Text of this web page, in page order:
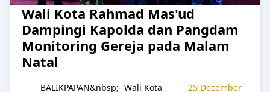
Wali Kota Rahmad Mas'ud
Dampingi Kapolda dan Pangdam
Monitoring Gereja pada Malam
Natal
BALIKPAPAN&nbsp;- Wali Kota 25 December